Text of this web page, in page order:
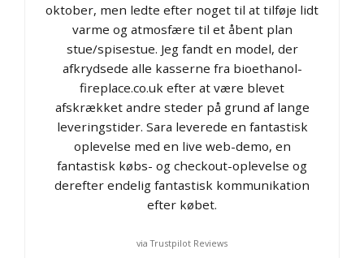
oktober, men ledte efter noget til at tilføje lidt
varme og atmosfære til et åbent plan
stue/spisestue. Jeg fandt en model, der
afkrydsede alle kasserne fra bioethanol-
fireplace.co.uk efter at være blevet
afskrækket andre steder på grund af lange
leveringstider. Sara leverede en fantastisk
oplevelse med en live web-demo, en
fantastisk købs- og checkout-oplevelse og
derefter endelig fantastisk kommunikation
efter købet.
via Trustpilot Reviews